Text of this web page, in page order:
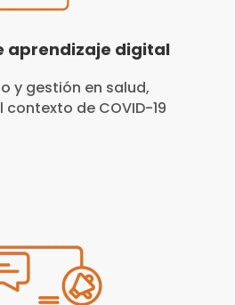
aprendizaje digital
y gestión en salud,
de COVID-19